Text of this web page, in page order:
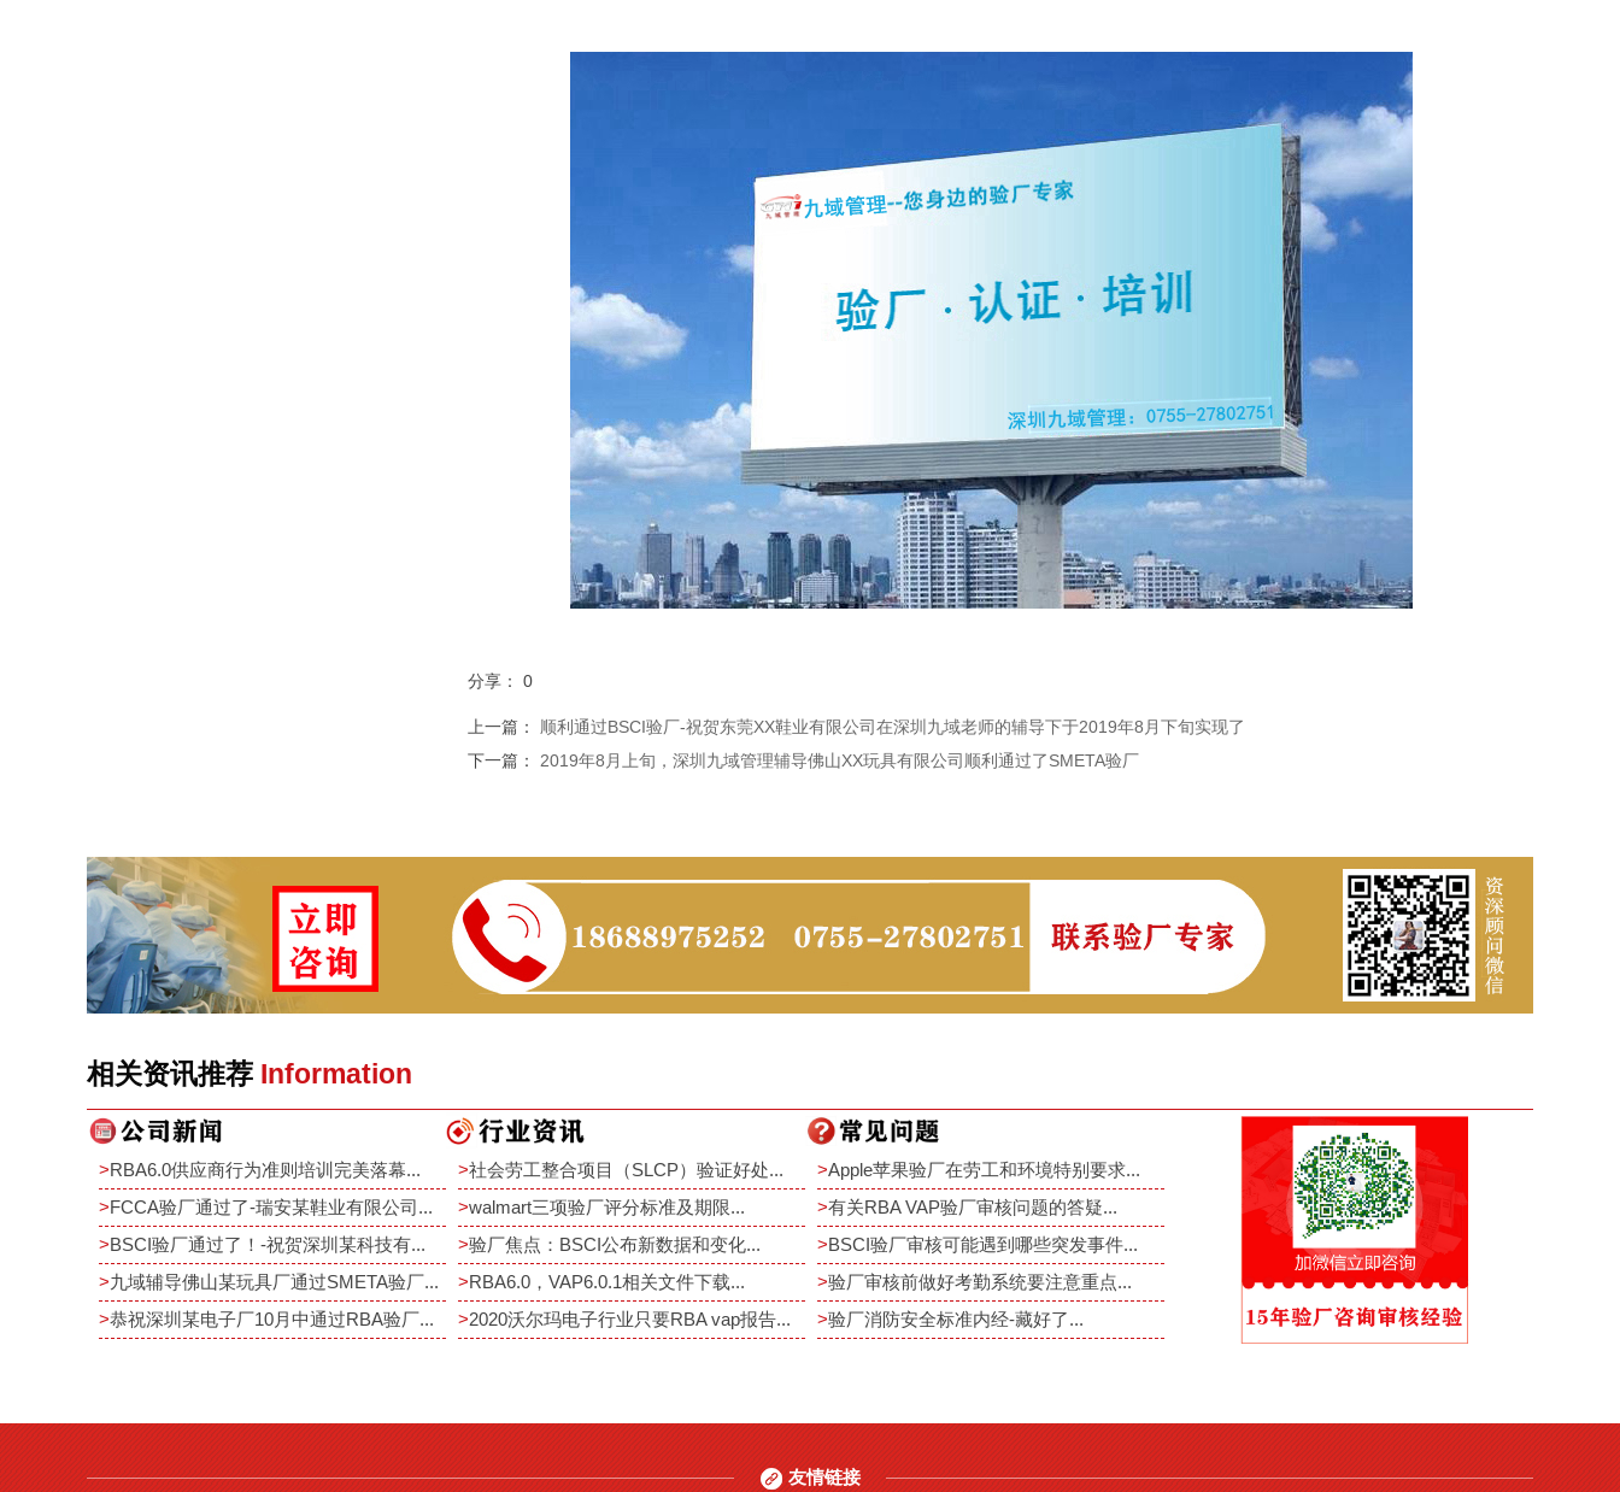
分享： 0
上一篇：
顺利通过BSCI验厂-祝贺东莞XX鞋业有限公司在深圳九域老师的辅导下于2019年8月下旬实现了
下一篇：
2019年8月上旬，深圳九域管理辅导佛山XX玩具有限公司顺利通过了SMETA验厂
相关资讯推荐 Information
>RBA6.0供应商行为准则培训完美落幕...
>FCCA验厂通过了-瑞安某鞋业有限公司...
>BSCI验厂通过了！-祝贺深圳某科技有...
>九域辅导佛山某玩具厂通过SMETA验厂...
>恭祝深圳某电子厂10月中通过RBA验厂...
>社会劳工整合项目（SLCP）验证好处...
>walmart三项验厂评分标准及期限...
>验厂焦点：BSCI公布新数据和变化...
>RBA6.0，VAP6.0.1相关文件下载...
>2020沃尔玛电子行业只要RBA vap报告...
>Apple苹果验厂在劳工和环境特别要求...
>有关RBA VAP验厂审核问题的答疑...
>BSCI验厂审核可能遇到哪些突发事件...
>验厂审核前做好考勤系统要注意重点...
>验厂消防安全标准内经-藏好了...
友情链接